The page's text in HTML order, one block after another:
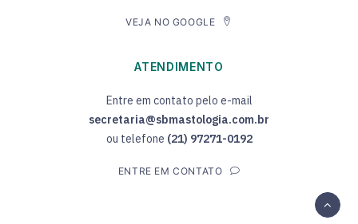
VEJA NO GOOGLE
ATENDIMENTO
Entre em contato pelo e-mail
secretaria@sbmastologia.com.br
ou telefone (21) 97271-0192
ENTRE EM CONTATO